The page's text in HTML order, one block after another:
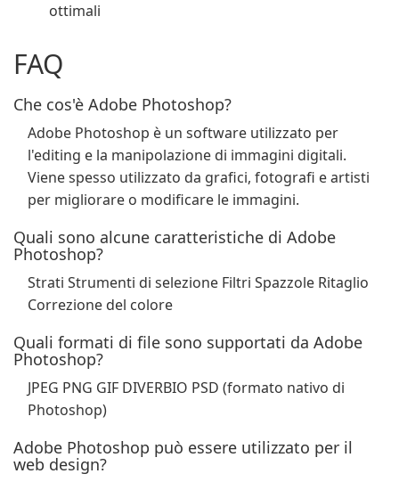
ottimali
FAQ
Che cos'è Adobe Photoshop?
Adobe Photoshop è un software utilizzato per
l'editing e la manipolazione di immagini digitali.
Viene spesso utilizzato da grafici, fotografi e artisti
per migliorare o modificare le immagini.
Quali sono alcune caratteristiche di Adobe
Photoshop?
Strati Strumenti di selezione Filtri Spazzole Ritaglio
Correzione del colore
Quali formati di file sono supportati da Adobe
Photoshop?
JPEG PNG GIF DIVERBIO PSD (formato nativo di
Photoshop)
Adobe Photoshop può essere utilizzato per il
web design?